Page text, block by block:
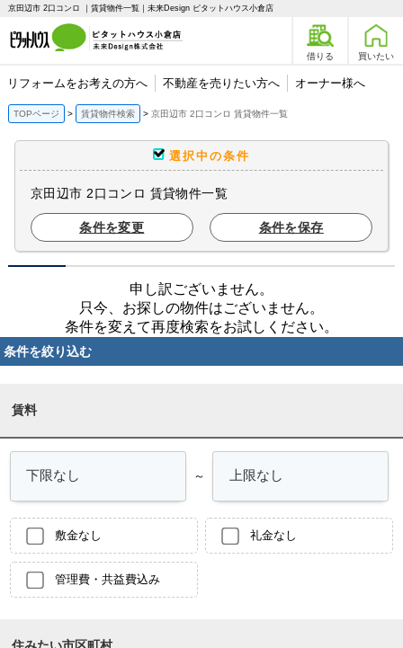
京田辺市 2口コンロ ｜賃貸物件一覧｜未来Design ピタットハウス小倉店
借りる 買いたい
リフォームをお考えの方へ 不動産を売りたい方へ オーナー様へ
TOPページ 賃貸物件検索 京田辺市 2口コンロ 賃貸物件一覧
選択中の条件
京田辺市 2口コンロ 賃貸物件一覧
条件を変更 条件を保存
申し訳ございません。
只今、お探しの物件はございません。
条件を変えて再度検索をお試しください。
条件を絞り込む
賃料
～
敷金なし 礼金なし
管理費・共益費込み